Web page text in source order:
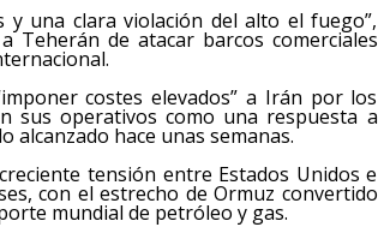
y una clara violación del alto el fuego”,
Teherán de atacar barcos comerciales
costes elevados” a Irán por los
sus operativos como una respuesta a
alcanzado hace unas semanas.
tensión entre Estados Unidos e
con el estrecho de Ormuz convertido
mundial de petróleo y gas.